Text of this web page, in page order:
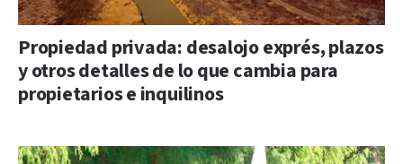
Propiedad privada: desalojo exprés, plazos
y otros detalles de lo que cambia para
propietarios e inquilinos